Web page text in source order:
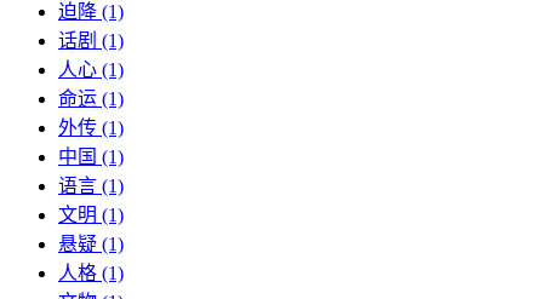
迫降 (1)
话剧 (1)
人心 (1)
命运 (1)
外传 (1)
中国 (1)
语言 (1)
文明 (1)
悬疑 (1)
人格 (1)